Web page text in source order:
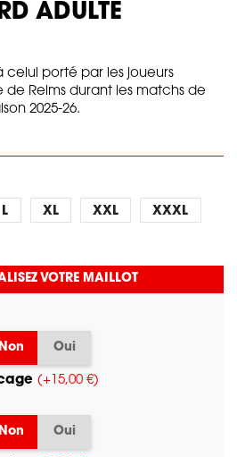
ADULTE
celui porté par les joueurs
de Reims durant les matchs de
2025-26.
L XL XXL XXXL
VOTRE MAILLOT
Non Oui
(+15,00 €)
Non Oui